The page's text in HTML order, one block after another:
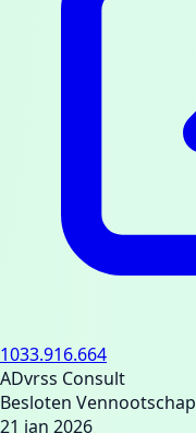
1033.916.664
ADvrss Consult
Besloten Vennootschap
21 jan 2026